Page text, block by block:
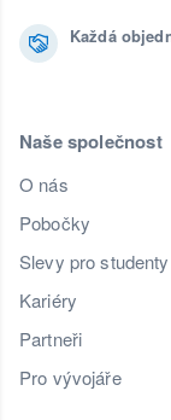
Každá
Naše společnost
O nás
Pobočky
Slevy pro studenty
Kariéry
Partneři
Pro vývojáře